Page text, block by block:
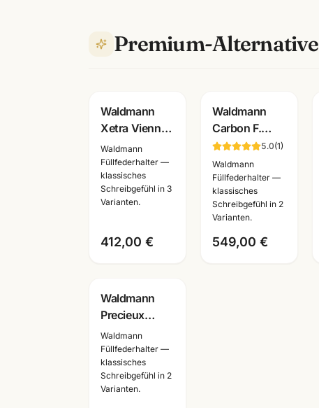
Premium-Alternative
Gravur
Waldmann
Xetra Vienna
schwarz ·
Füller + Roller
+ Kuli ·
Schreibset
Waldmann
Füllfederhalter —
klassisches
Schreibgefühl in 3
Varianten.
412,00 €
Waldmann
Carbon F.
Füller · 925
Sterling Silber
· Feder M/B
wählbar ·
9496/9497
5.0(1)
Waldmann
Füllfederhalter —
klassisches
Schreibgefühl in 2
Varianten.
549,00 €
Gravur
Waldmann
Precieux
Schreibset
schwarz-matt
· Füller +
Kugelschreiber
Waldmann
Füllfederhalter —
klassisches
Schreibgefühl in 2
Varianten.